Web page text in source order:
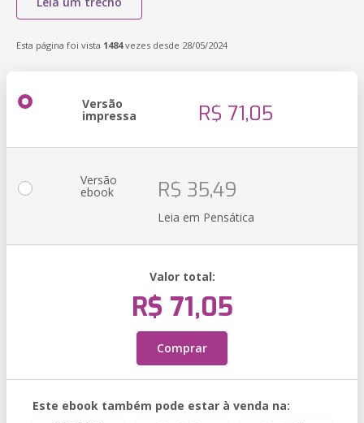
Esta página foi vista 1484vezes desde 28/05/2024
Versão
impressa R$ 71,05
Versão
ebook R$ 35,49
Leia em Pensática
Valor total:
R$ 71,05
Comprar
Este ebook também pode estar à venda na: